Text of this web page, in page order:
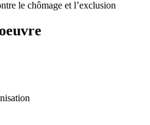
le chômage et l’exclusion